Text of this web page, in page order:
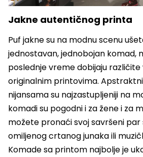
Jakne autentičnog printa
Puf jakne su na modnu scenu
jednostavan, jednobojan komad,
poslednje vreme dobijaju različite
originalnim printovima.
nijansama su najzastupljeniji na
komadi su pogodni i za žene i za
možete pronaći svoj savršeni
omiljenog crtanog junaka ili
Komade sa printom najbolje je